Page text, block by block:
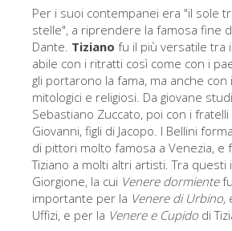
Gli artisti
Le nuove sale
Musei di Firenze
Museo nazionale del
Galleria
Galleria Palatina
Museo delle
Museo di san Marco
Per i suoi contempanei era "il sole
stelle", a riprendere la famosa fine
Dante. Tiziano fu il più versatile tra
abile con i ritratti così come con i
gli portarono la fama, ma anche con
mitologici e religiosi. Da giovane
Sebastiano Zuccato, poi con i fratelli
Giovanni, figli di Jacopo. I Bellini
di pittori molto famosa a Venezia, e
Tiziano a molti altri artisti. Tra questi
Giorgione, la cui Venere dormiente
importante per la Venere di Urbino,
Uffizi, e per la Venere e Cupido di